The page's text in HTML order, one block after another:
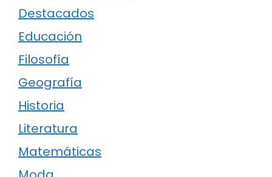
Destacados
Educación
Filosofía
Geografía
Historia
Literatura
Matemáticas